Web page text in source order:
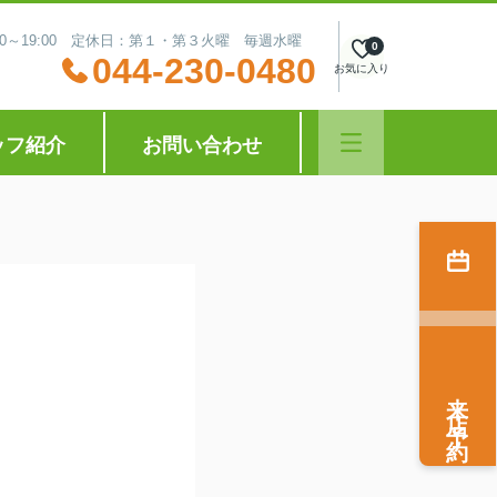
～19:00 定休日：第１・第３火曜 毎週水曜
044-230-0480 お気に入り
0
フ紹介 お問い合わせ
来店予約